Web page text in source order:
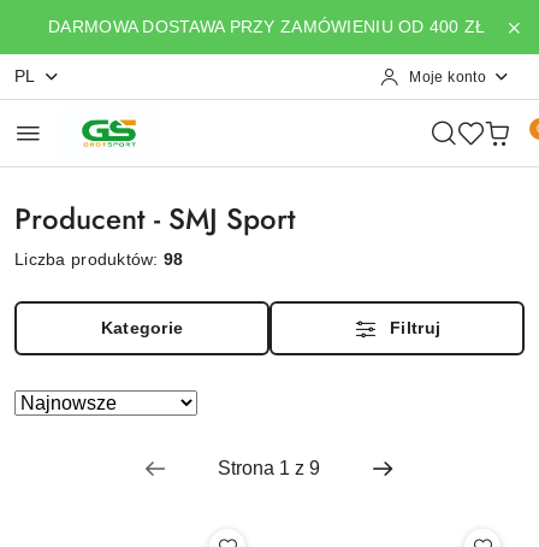
Przejdź do treści głównej
Przejdź do wyszukiwarki
Przejdź do moje konto
Przejdź do menu głównego
Przejdź do stopki
DARMOWA DOSTAWA PRZY ZAMÓWIENIU OD 400 ZŁ
PL Moje konto
Producent - SMJ Sport
Liczba produktów:98
Kategorie Filtruj
Zastosowano
Sortuj